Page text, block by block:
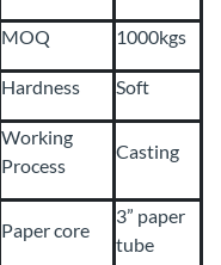
MOQ 1000kgs
Hardness Soft
Working
Process
Casting
Paper core
3” paper
tube